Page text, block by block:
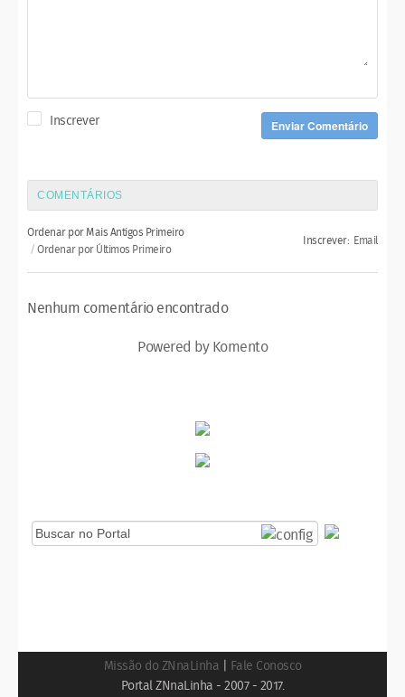
Inscrever Enviar Comentário
COMENTÁRIOS
Ordenar por Mais Antigos Primeiro
Ordenar por Últimos Primeiro
Inscrever: Email
Nenhum comentário encontrado
Powered by Komento
Missão do ZNnaLinha | Fale Conosco
Portal ZNnaLinha - 2007 - 2017.